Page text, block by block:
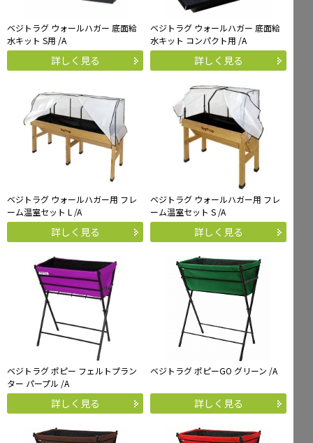
ベジトラグ ウォールハガー 底面給
水キット S用 /A
詳しく見る
ベジトラグ ウォールハガー 底面給
水キット コンパクト用 /A
詳しく見る
ベジトラグ ウォールハガー用 フレ
ーム温室セット L /A
詳しく見る
ベジトラグ ウォールハガー用 フレ
ーム温室セット S /A
詳しく見る
ベジトラグ ポピー フェルトプラン
ター パープル /A
詳しく見る
ベジトラグ ポピーGO グリーン /A
詳しく見る